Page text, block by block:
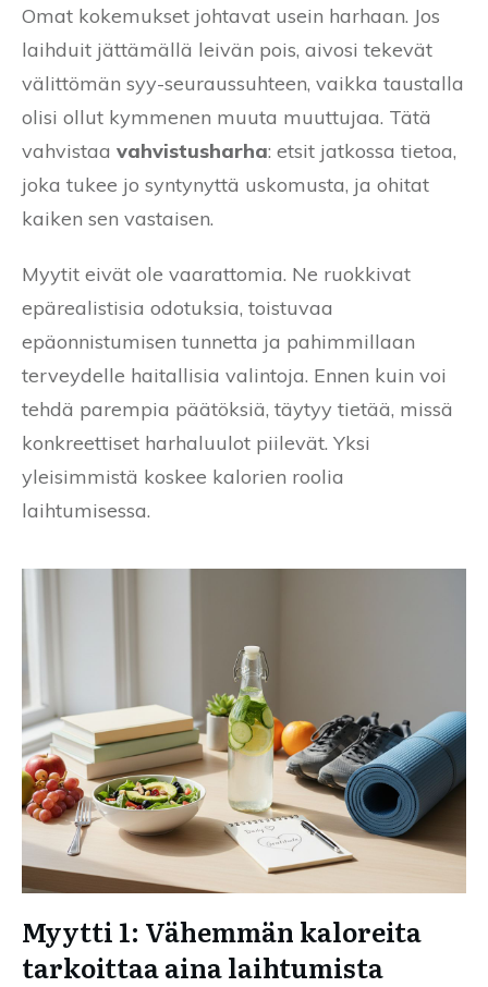
Omat kokemukset johtavat usein harhaan. Jos
laihduit jättämällä leivän pois, aivosi tekevät
välittömän syy-seuraussuhteen, vaikka taustalla
olisi ollut kymmenen muuta muuttujaa. Tätä
vahvistaa vahvistusharha: etsit jatkossa tietoa,
joka tukee jo syntynyttä uskomusta, ja ohitat
kaiken sen vastaisen.
Myytit eivät ole vaarattomia. Ne ruokkivat
epärealistisia odotuksia, toistuvaa
epäonnistumisen tunnetta ja pahimmillaan
terveydelle haitallisia valintoja. Ennen kuin voi
tehdä parempia päätöksiä, täytyy tietää, missä
konkreettiset harhaluulot piilevät. Yksi
yleisimmistä koskee kalorien roolia
laihtumisessa.
Myytti 1: Vähemmän kaloreita
tarkoittaa aina laihtumista